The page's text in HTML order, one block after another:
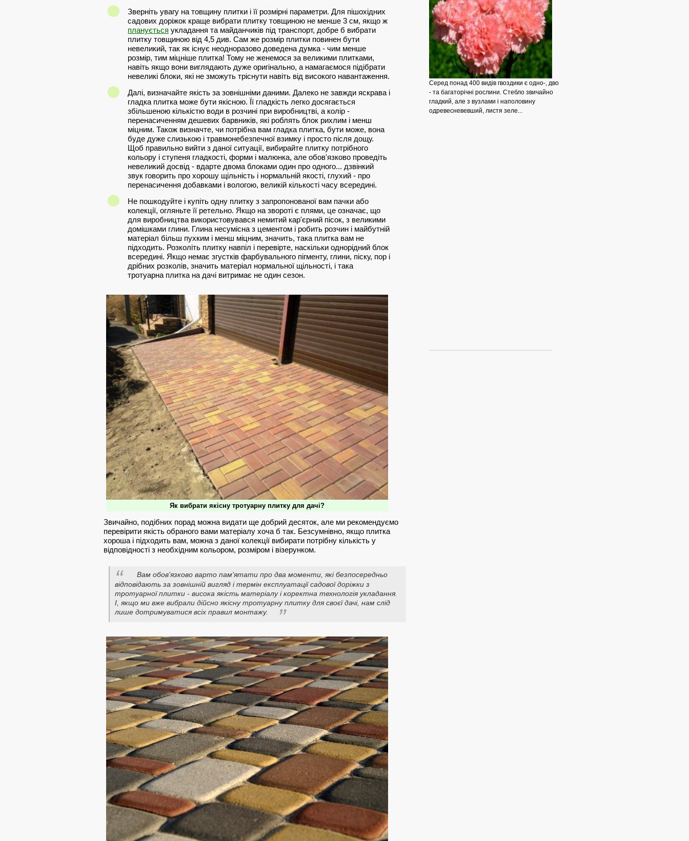
Зверніть увагу на товщину плитки і її розмірні параметри. Для пішохідних
садових доріжок краще вибрати плитку товщиною не менше 3 см, якщо ж
планується укладання та майданчиків під транспорт, добре б вибрати
плитку товщиною від 4,5 див. Сам же розмір плитки повинен бути
невеликий, так як існує неодноразово доведена думка - чим менше
розмір, тим міцніше плитка! Тому не женемося за великими плитками,
навіть якщо вони виглядають дуже оригінально, а намагаємося підібрати
невеликі блоки, які не зможуть тріснути навіть від високого навантаження.
Далі, визначайте якість за зовнішніми даними. Далеко не завжди яскрава і
гладка плитка може бути якісною. Її гладкість легко досягається
збільшеною кількістю води в розчині при виробництві, а колір -
перенасиченням дешевих барвників, які роблять блок рихлим і менш
міцним. Також визначте, чи потрібна вам гладка плитка, бути може, вона
буде дуже слизькою і травмонебезпечної взимку і просто після дощу.
Щоб правильно вийти з даної ситуації, вибирайте плитку потрібного
кольору і ступеня гладкості, форми і малюнка, але обов'язково проведіть
невеликий досвід - вдарте двома блоками один про одного... дзвінкий
звук говорить про хорошу щільність і нормальній якості, глухий - про
перенасичення добавками і вологою, великій кількості часу всередині.
Не пошкодуйте і купіть одну плитку з запропонованої вам пачки або
колекції, огляньте її ретельно. Якщо на звороті є плями, це означає, що
для виробництва використовувався немитий кар'єрний пісок, з великими
домішками глини. Глина несумісна з цементом і робить розчин і майбутній
матеріал більш пухким і менш міцним, значить, така плитка вам не
підходить. Розколіть плитку навпіл і перевірте, наскільки однорідний блок
всередині. Якщо немає згустків фарбувального пігменту, глини, піску, пор і
дрібних розколів, значить матеріал нормальної щільності, і така
тротуарна плитка на дачі витримає не один сезон.
Як вибрати якісну тротуарну плитку для дачі?
Звичайно, подібних порад можна видати ще добрий десяток, але ми рекомендуємо
перевірити якість обраного вами матеріалу хоча б так. Безсумнівно, якщо плитка
хороша і підходить вам, можна з даної колекції вибирати потрібну кількість у
відповідності з необхідним кольором, розміром і візерунком.
Вам обов'язково варто пам'ятати про два моменти, які безпосередньо
відповідають за зовнішній вигляд і термін експлуатації садової доріжки з
тротуарної плитки - висока якість матеріалу і коректна технологія укладання.
І, якщо ми вже вибрали дійсно якісну тротуарну плитку для своєї дачі, нам слід
лише дотримуватися всіх правил монтажу.
Серед понад 400 видів гвоздики є одно-, дво
- та багаторічні рослини. Стебло звичайно
гладкий, але з вузлами і наполовину
одревесневевший, листя зеле...